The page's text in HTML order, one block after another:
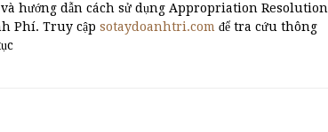
hướng dẫn cách sử dụng Appropriation Resolution
Phí. Truy cập sotaydoanhtri.com để tra cứu thông